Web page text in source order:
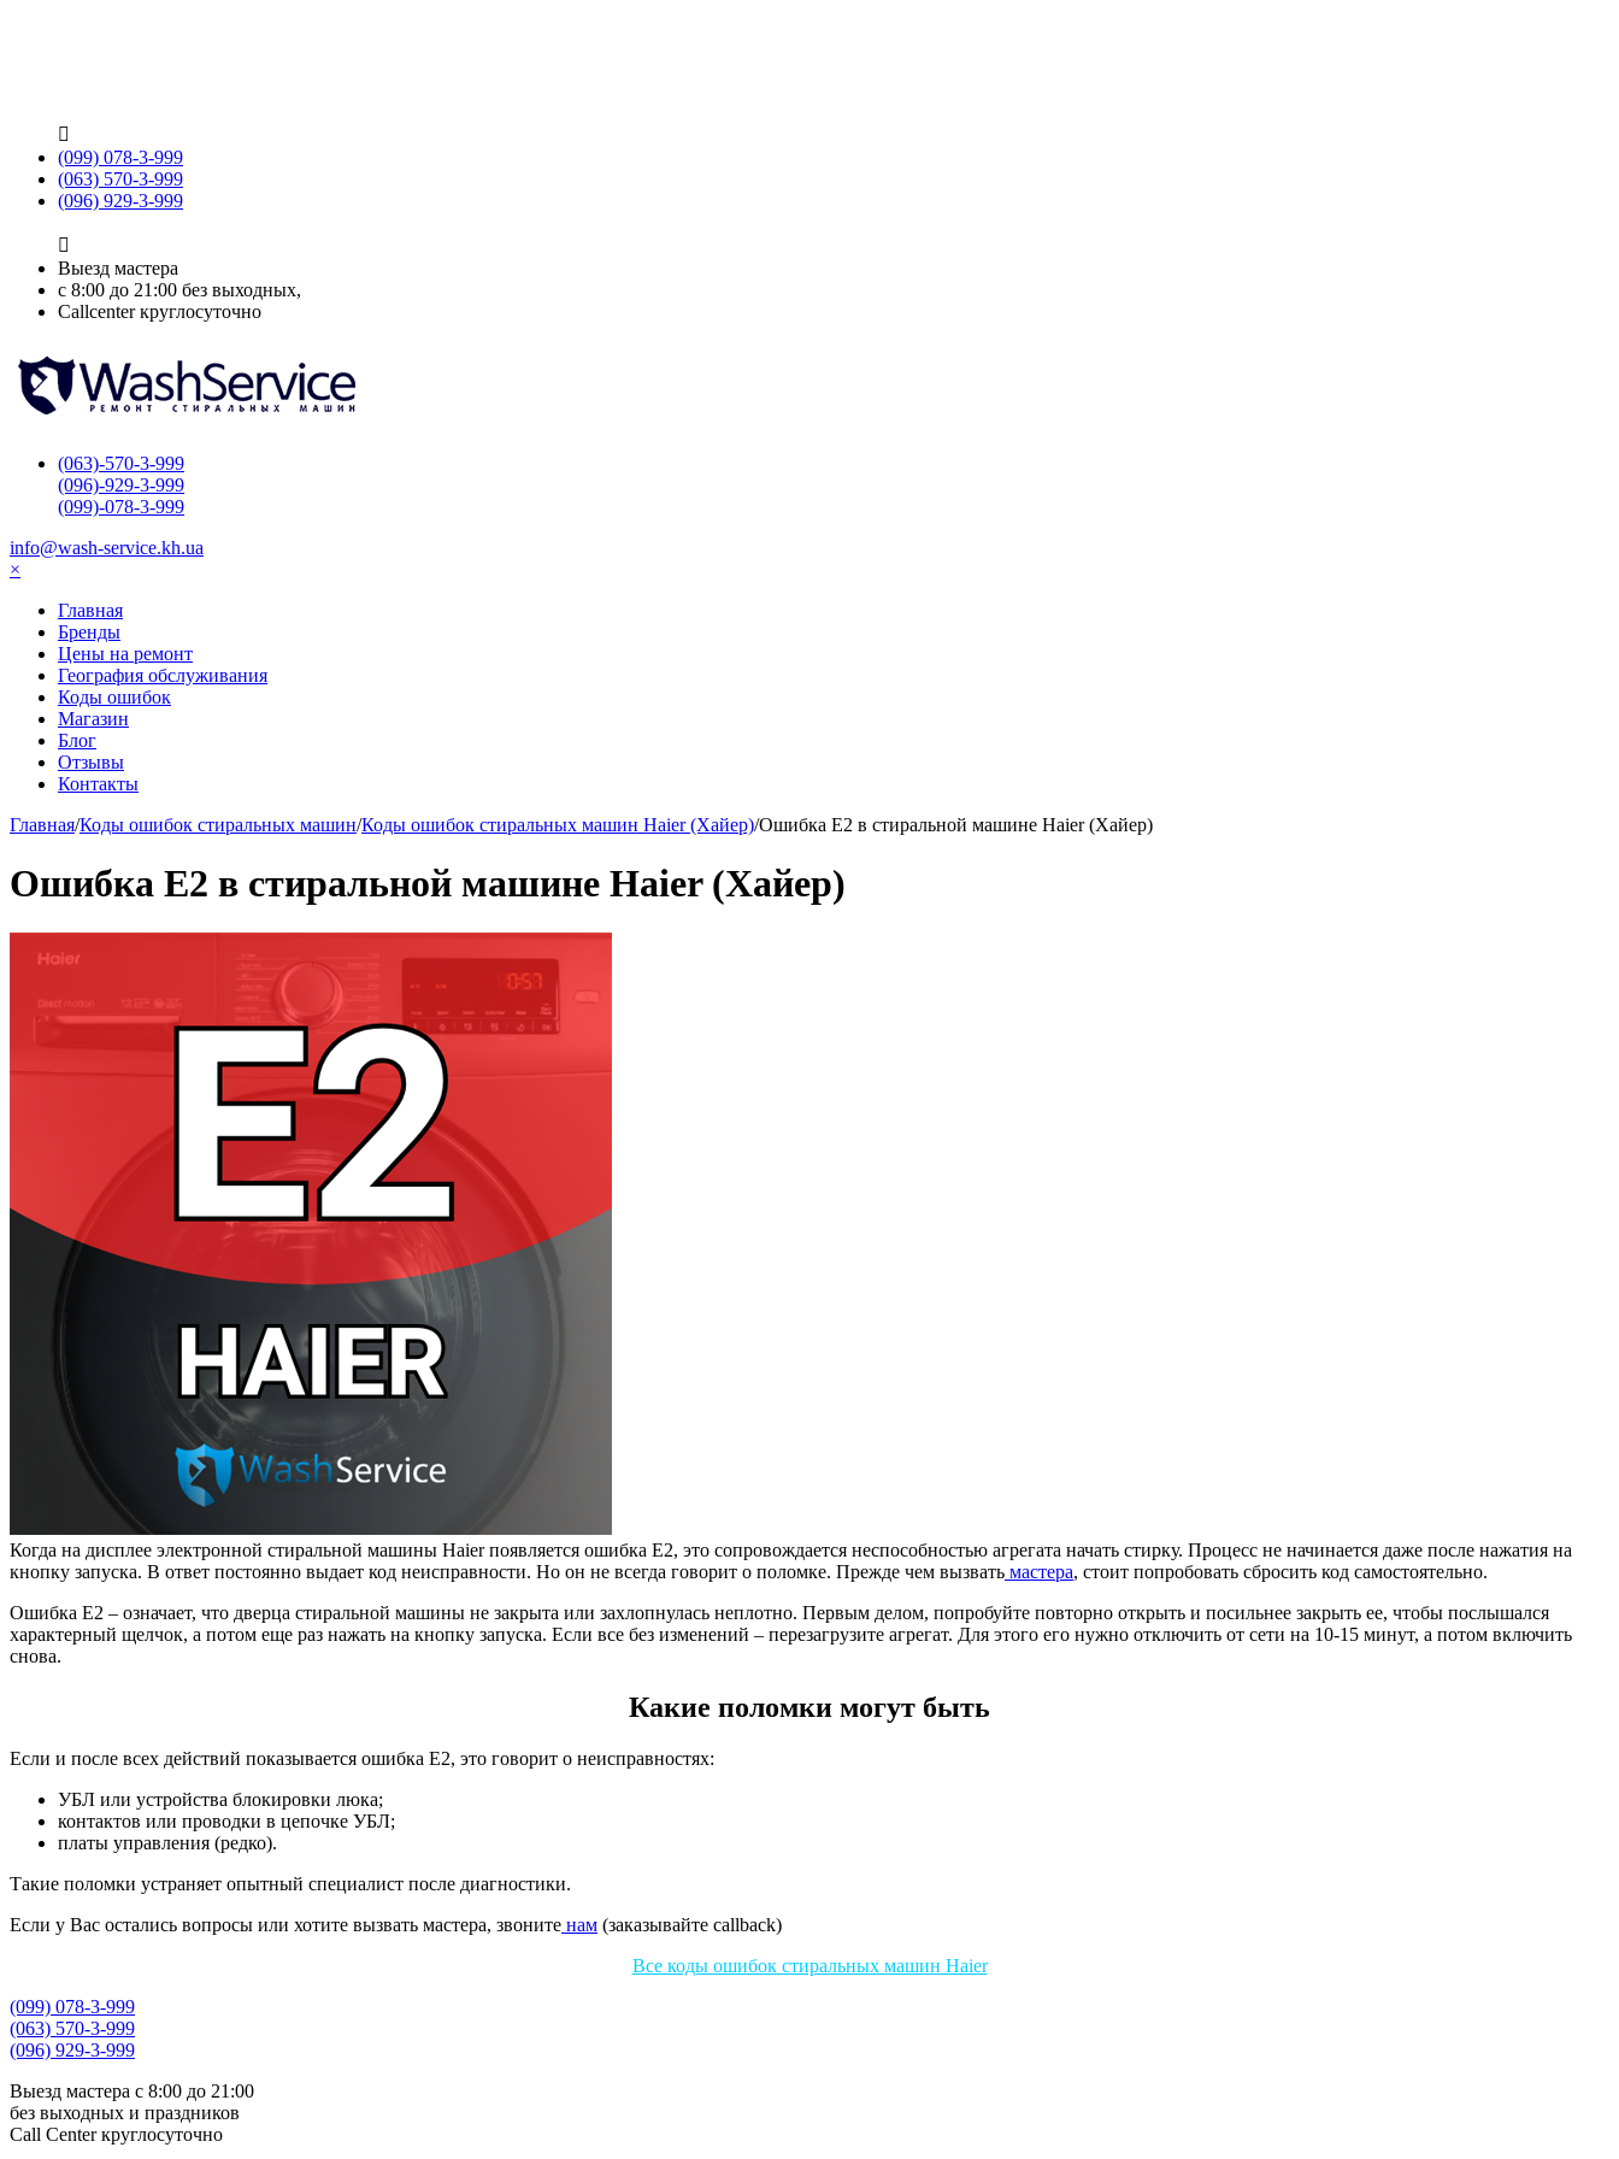

(099) 078-3-999
(063) 570-3-999
(096) 929-3-999

Выезд мастера
с 8:00 до 21:00 без выходных,
Callcenter круглосуточно
(063)-570-3-999
(096)-929-3-999
(099)-078-3-999
info@wash-service.kh.ua
×
Главная
Бренды
Цены на ремонт
География обслуживания
Коды ошибок
Магазин
Блог
Отзывы
Контакты
Главная/Коды ошибок стиральных машин/Коды ошибок стиральных машин Haier (Хайер)/Ошибка E2 в стиральной машине Haier (Хайер)
Ошибка E2 в стиральной машине Haier (Хайер)
Когда на дисплее электронной стиральной машины Haier появляется ошибка E2, это сопровождается неспособностью агрегата начать стирку. Процесс не начинается даже после нажатия на
кнопку запуска. В ответ постоянно выдает код неисправности. Но он не всегда говорит о поломке. Прежде чем вызвать мастера, стоит попробовать сбросить код самостоятельно.
Ошибка E2 – означает, что дверца стиральной машины не закрыта или захлопнулась неплотно. Первым делом, попробуйте повторно открыть и посильнее закрыть ее, чтобы послышался
характерный щелчок, а потом еще раз нажать на кнопку запуска. Если все без изменений – перезагрузите агрегат. Для этого его нужно отключить от сети на 10-15 минут, а потом включить
снова.
Какие поломки могут быть
Если и после всех действий показывается ошибка E2, это говорит о неисправностях:
УБЛ или устройства блокировки люка;
контактов или проводки в цепочке УБЛ;
платы управления (редко).
Такие поломки устраняет опытный специалист после диагностики.
Если у Вас остались вопросы или хотите вызвать мастера, звоните нам (заказывайте callback)
Все коды ошибок стиральных машин Haier
(099) 078-3-999
(063) 570-3-999
(096) 929-3-999
Выезд мастера с 8:00 до 21:00
без выходных и праздников
Сall Сenter круглосуточно